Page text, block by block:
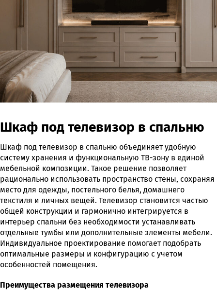
Шкаф под телевизор в спальню
Шкаф под телевизор в спальню объединяет удобную
систему хранения и функциональную ТВ-зону в единой
мебельной композиции. Такое решение позволяет
рационально использовать пространство стены, сохраняя
место для одежды, постельного белья, домашнего
текстиля и личных вещей. Телевизор становится частью
общей конструкции и гармонично интегрируется в
интерьер спальни без необходимости устанавливать
отдельные тумбы или дополнительные элементы мебели.
Индивидуальное проектирование помогает подобрать
оптимальные размеры и конфигурацию с учетом
особенностей помещения.
Преимущества размещения телевизора